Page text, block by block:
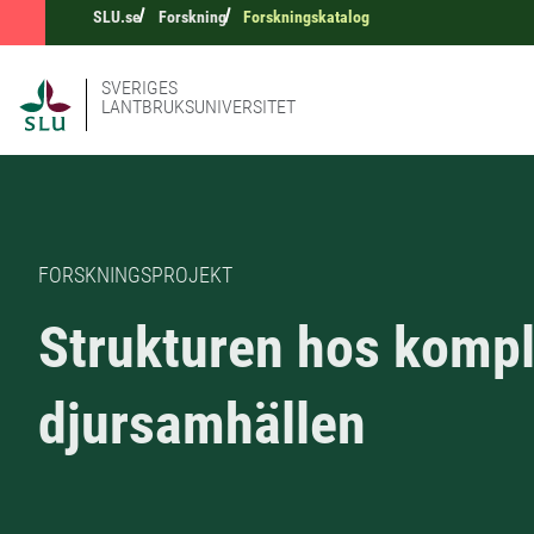
SLU.se Forskning Forskningskatalog
SVERIGES
LANTBRUKSUNIVERSITET
FORSKNINGSPROJEKT
Strukturen hos
djursamhällen